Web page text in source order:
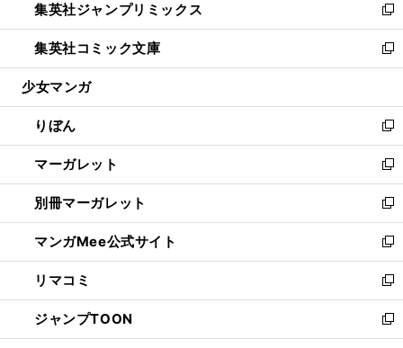
く
で
開
く
ド
ウ
で
開
ィ
ン
ド
ウ
開
く
い
ウ
ィ
ン
ウ
で
開
く
集英社ジャンプリミックス
新
し
い
ウ
ン
ド
ウ
で
開
く
集英社コミック文庫
新
し
ウ
ィ
ン
ド
ウ
で
開
く
少女マンガ
りぼん
新
し
い
ウ
ィ
ン
ド
ウ
で
開
く
マーガレット
新
し
い
ウ
ィ
ン
ド
ウ
で
開
別冊マーガレット
新
し
い
ウ
ィ
ン
ド
ウ
マンガMee公式サイト
新
し
い
ウ
ィ
ン
リマコミ
新
し
い
ウ
ジャンプTOON
新
し